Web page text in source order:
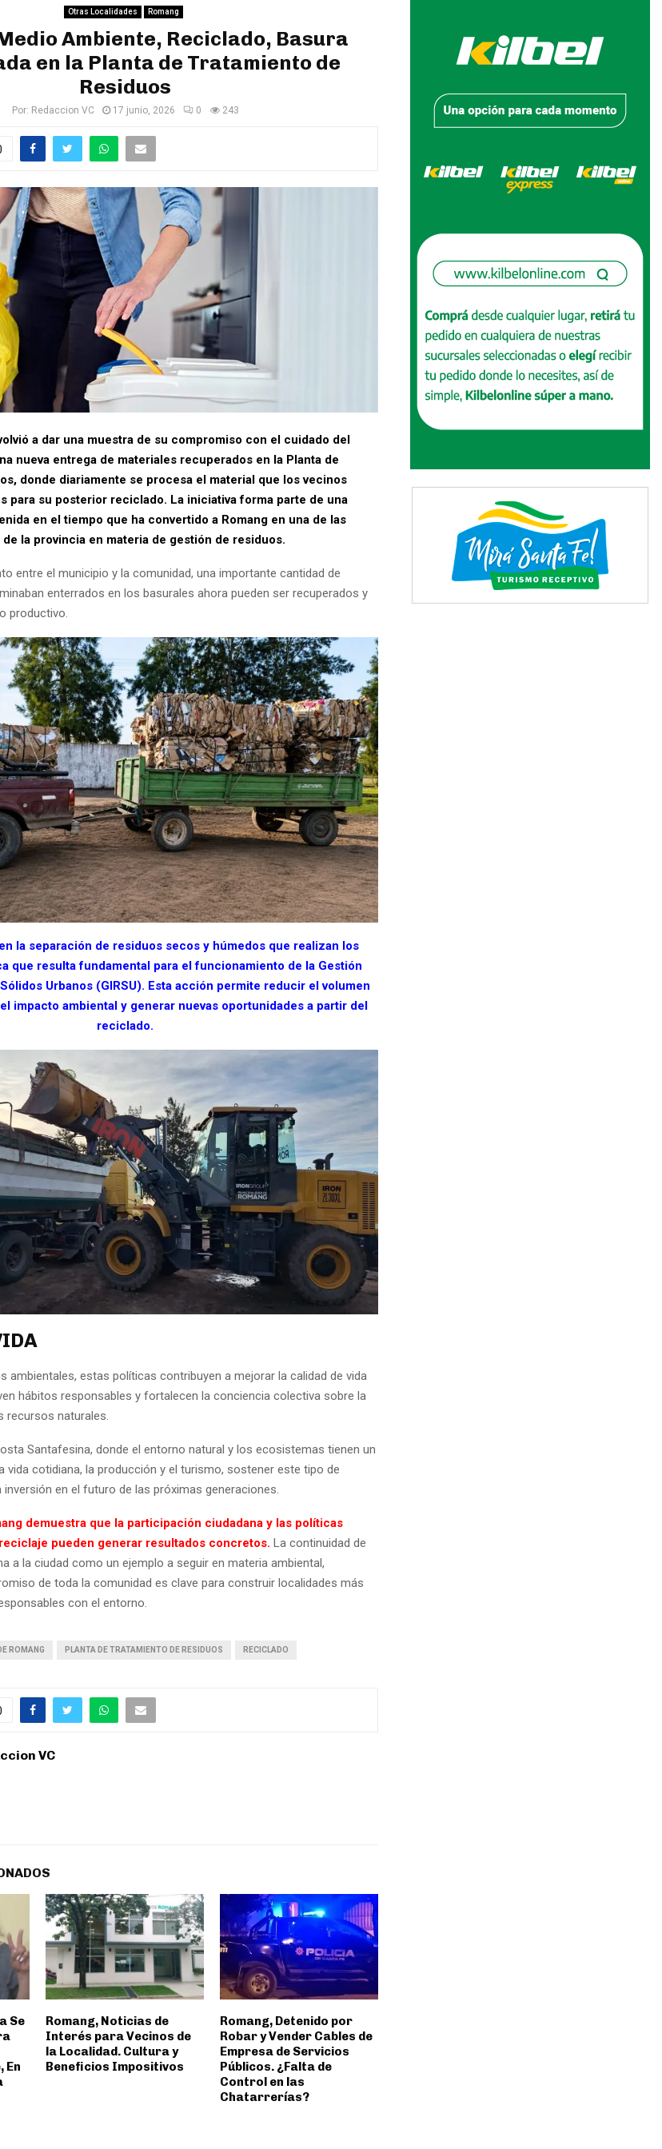
Otras Localidades Romang
Ambiente, Reciclado, Basura
en la Planta de Tratamiento de
Residuos
Por: Redaccion VC 17 junio, 2026 0 243
a dar una muestra de su compromiso con el cuidado del
nueva entrega de materiales recuperados en la Planta de
donde diariamente se procesa el material que los vecinos
para su posterior reciclado. La iniciativa forma parte de una
en el tiempo que ha convertido a Romang en una de las
la provincia en materia de gestión de residuos.
entre el municipio y la comunidad, una importante cantidad de
enterrados en los basurales ahora pueden ser recuperados y
productivo.
la separación de residuos secos y húmedos que realizan los
que resulta fundamental para el funcionamiento de la Gestión
Urbanos (GIRSU). Esta acción permite reducir el volumen
impacto ambiental y generar nuevas oportunidades a partir del
reciclado.
ambientales, estas políticas contribuyen a mejorar la calidad de vida
hábitos responsables y fortalecen la conciencia colectiva sobre la
recursos naturales.
Santafesina, donde el entorno natural y los ecosistemas tienen un
vida cotidiana, la producción y el turismo, sostener este tipo de
en el futuro de las próximas generaciones.
demuestra que la participación ciudadana y las políticas
pueden generar resultados concretos. La continuidad de
a la ciudad como un ejemplo a seguir en materia ambiental,
de toda la comunidad es clave para construir localidades más
con el entorno.
ROMANG PLANTA DE TRATAMIENTO DE RESIDUOS RECICLADO
VC
Se
En
Romang, Noticias de
Interés para Vecinos de
la Localidad. Cultura y
Beneficios Impositivos
Romang, Detenido por
Robar y Vender Cables de
Empresa de Servicios
Públicos. ¿Falta de
Control en las
Chatarrerías?